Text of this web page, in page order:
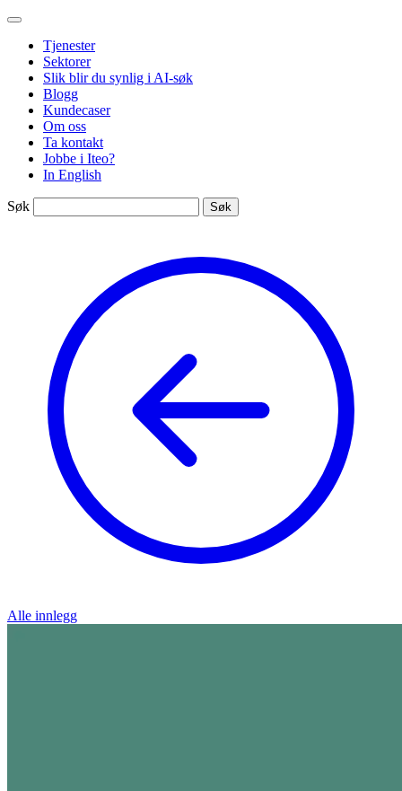
Gå
innhold
Iteo
Tjenester
Sektorer
Slik blir du synlig i AI-søk
Blogg
Kundecaser
Om oss
Ta kontakt
Jobbe i Iteo?
In English
Søk
Alle innlegg